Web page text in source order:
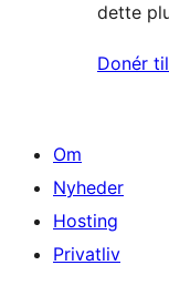
dette
Donér
Om
Nyheder
Hosting
Privatliv